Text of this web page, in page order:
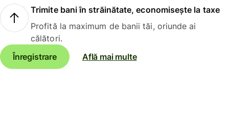
Trimite bani în străinătate, economisește la taxe
Profită la maximum de banii tăi, oriunde ai
călători.
Înregistrare
Află mai multe